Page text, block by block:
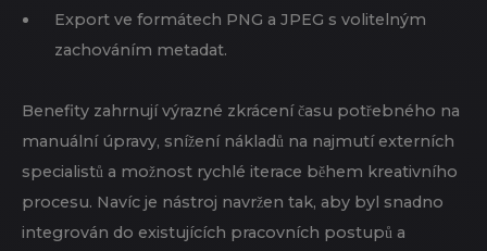
Export ve formátech PNG a JPEG s volitelným
zachováním metadat.
Benefity zahrnují výrazné zkrácení času potřebného na
manuální úpravy, snížení nákladů na najmutí externích
specialistů a možnost rychlé iterace během kreativního
procesu. Navíc je nástroj navržen tak, aby byl snadno
integrován do existujících pracovních postupů a